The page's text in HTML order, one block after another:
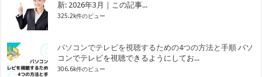
新: 2026年3月｜この記事...
325.2k件のビュー
パソコンでテレビを視聴するための4つの方法と手順 パソ
コンでテレビを視聴できるようにしてお...
306.6k件のビュー